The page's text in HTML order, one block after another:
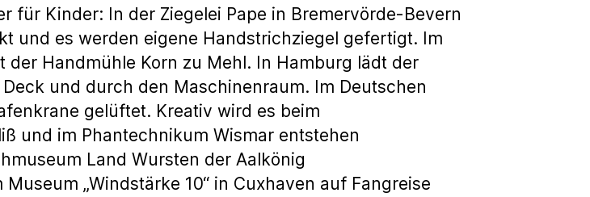
für Kinder: In der Ziegelei Pape in Bremervörde-Bevern
und es werden eigene Handstrichziegel gefertigt. Im
Handmühle Korn zu Mehl. In Hamburg lädt der
und durch den Maschinenraum. Im Deutschen
gelüftet. Kreativ wird es beim
und im Phantechnikum Wismar entstehen
Land Wursten der Aalkönig
„Windstärke 10“ in Cuxhaven auf Fangreise